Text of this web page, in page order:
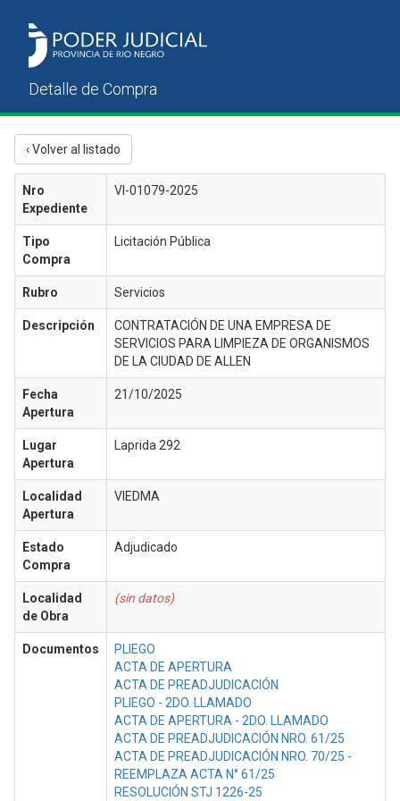
‹ Volver al listado
Nro
Expediente
VI-01079-2025
Tipo
Compra
Licitación Pública
Rubro Servicios
Descripción
CONTRATACIÓN DE UNA EMPRESA DE
SERVICIOS PARA LIMPIEZA DE ORGANISMOS
DE LA CIUDAD DE ALLEN
Fecha
Apertura
21/10/2025
Lugar
Apertura
Laprida 292
Localidad
Apertura
VIEDMA
Estado
Compra
Adjudicado
Localidad
de Obra
(sin datos)
Documentos
PLIEGO
ACTA DE APERTURA
ACTA DE PREADJUDICACIÓN
PLIEGO - 2DO. LLAMADO
ACTA DE APERTURA - 2DO. LLAMADO
ACTA DE PREADJUDICACIÓN NRO. 61/25
ACTA DE PREADJUDICACIÓN NRO. 70/25 -
REEMPLAZA ACTA N° 61/25
RESOLUCIÓN STJ 1226-25